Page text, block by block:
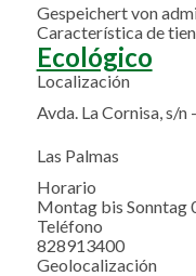
Gespeichert von
Característica de
Ecológico
Localización
Avda. La Cornisa, s/
Las Palmas
Horario
Montag bis Sonntag
Teléfono
828913400
Geolocalización